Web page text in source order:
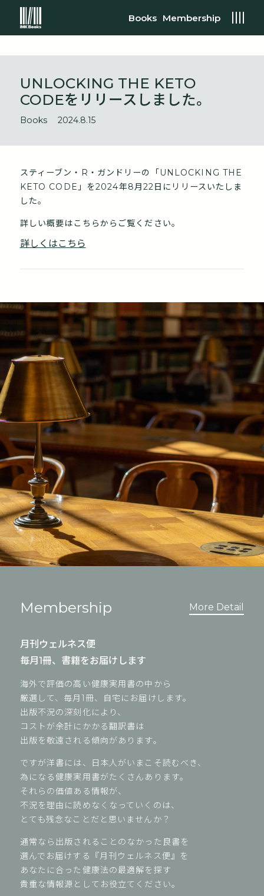
Books Membership
UNLOCKING THE KETO
CODEをリリースしました。
Books 2024.8.15
スティーブン・R・ガンドリーの「UNLOCKING THE
KETO CODE」を2024年8月22日にリリースいたしま
した。
詳しい概要はこちらからご覧ください。
詳しくはこちら
Membership More Detail
月刊ウェルネス便
毎月1冊、書籍をお届けします
海外で評価の高い健康実用書の中から
厳選して、毎月1冊、自宅にお届けします。
出版不況の深刻化により、
コストが余計にかかる翻訳書は
出版を敬遠される傾向があります。
ですが洋書には、日本人がいまこそ読むべき、
為になる健康実用書がたくさんあります。
それらの価値ある情報が、
不況を理由に読めなくなっていくのは、
とても残念なことだと思いませんか？
通常なら出版されることのなかった良書を
選んでお届けする『月刊ウェルネス便』を
あなたに合った健康法の最適解を探す
貴重な情報源としてお役立てください。